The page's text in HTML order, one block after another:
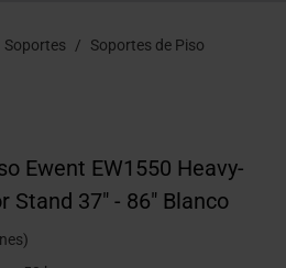
Soportes Soportes de Piso
Ewent EW1550 Heavy-
Stand 37" - 86" Blanco